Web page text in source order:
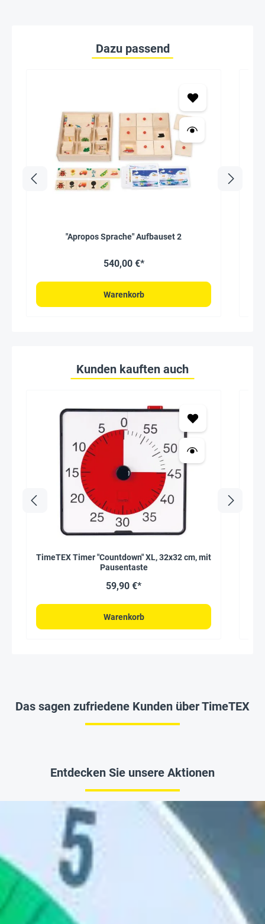
Dazu passend
"Apropos Sprache" Aufbauset 2
540,00 €*
Warenkorb
Kunden kauften auch
TimeTEX Timer "Countdown" XL, 32x32 cm, mit
Pausentaste
59,90 €*
Warenkorb
Das sagen zufriedene Kunden über TimeTEX
Entdecken Sie unsere Aktionen